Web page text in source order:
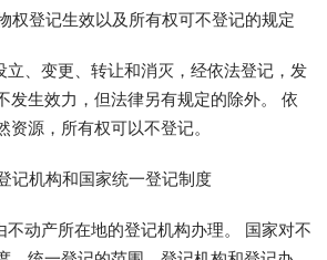
登记生效以及所有权可不登记的规定
、变更、转让和消灭，经依法登记，发
发生效力，但法律另有规定的除外。 依
资源，所有权可以不登记。
机构和国家统一登记制度
动产所在地的登记机构办理。 国家对不